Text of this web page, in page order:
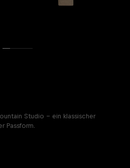
Studio – ein klassischer
Passform.